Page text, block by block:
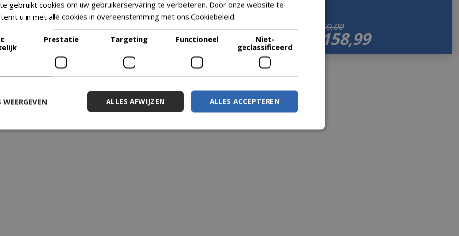
€ ,95
159,00
158,99
gebruikt cookies om uw gebruikerservaring te verbeteren. Door onze website te
u in met alle cookies in overeenstemming met ons Cookiebeleid.
Prestatie Targeting Functioneel
Niet-
geclassificeerd
ALLES ACCEPTEREN
ALLES AFWIJZEN
WEERGEVEN